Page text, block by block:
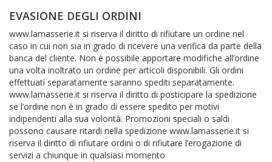
EVASIONE DEGLI ORDINI
www.lamasserie.it si riserva il diritto di rifiutare un ordine nel
caso in cui non sia in grado di ricevere una verifica da parte della
banca del cliente. Non è possibile apportare modifiche all’ordine
una volta inoltrato un ordine per articoli disponibili. Gli ordini
effettuati separatamente saranno spediti separatamente.
www.lamasserie.it si riserva il diritto di posticipare la spedizione
se l’ordine non è in grado di essere spedito per motivi
indipendenti alla sua volontà. Promozioni speciali o saldi
possono causare ritardi nella spedizione www.lamasserie.it si
riserva il diritto di rifiutare ordini o di rifiutare l’erogazione di
servizi a chiunque in qualsiasi momento